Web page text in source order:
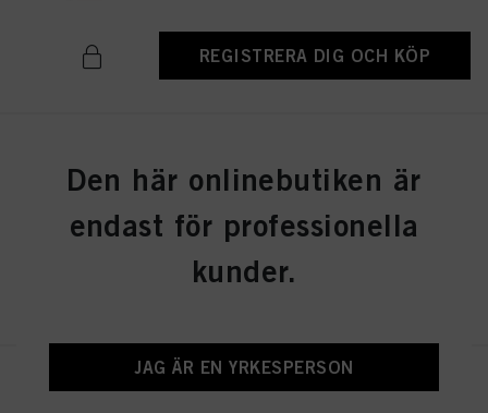
REGISTRERA DIG OCH KÖP
koppar extra 60 ml
REGISTRERA DIG OCH KÖP
IGORA ROYAL 6-0 Mörkblond
Den här onlinebutiken är
endast för professionella
kunder.
JAG ÄR EN YRKESPERSON